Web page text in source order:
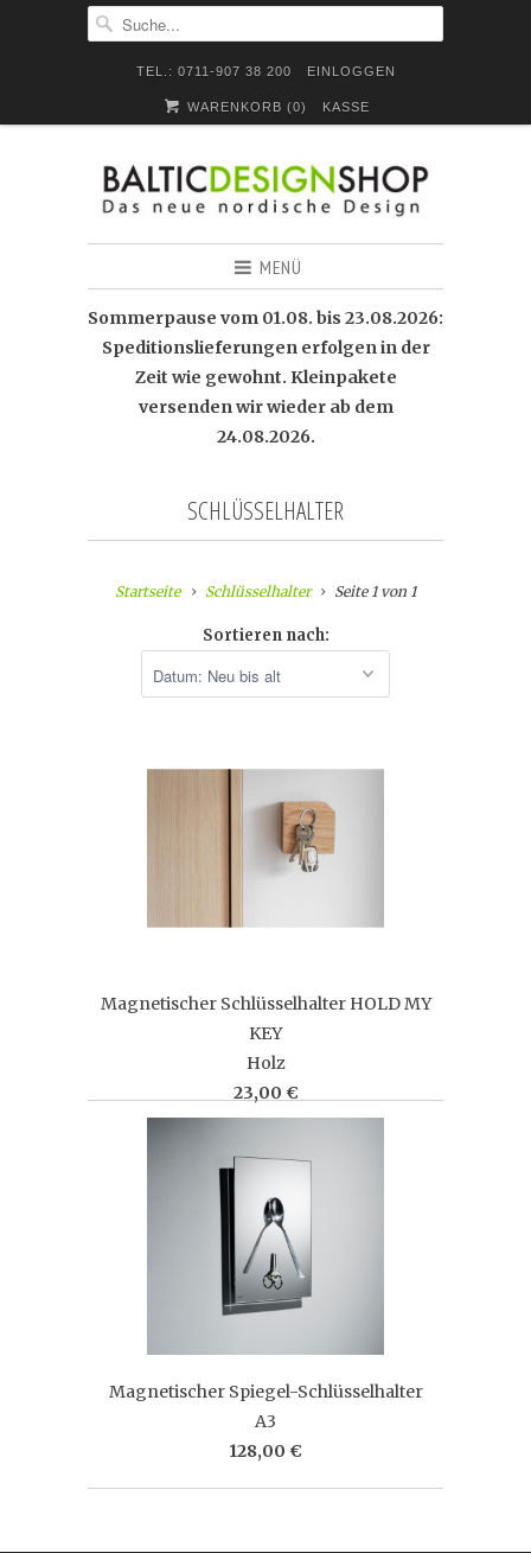
TEL.: 0711-907 38 200 EINLOGGEN
WARENKORB (0) KASSE
MENÜ
Sommerpause vom 01.08. bis 23.08.2026:
Speditionslieferungen erfolgen in der
Zeit wie gewohnt. Kleinpakete
versenden wir wieder ab dem
24.08.2026.
SCHLÜSSELHALTER
Startseite Schlüsselhalter Seite 1 von 1
Sortieren nach:
Magnetischer Schlüsselhalter HOLD MY
KEY
Holz
23,00 €
Magnetischer Spiegel-Schlüsselhalter
A3
128,00 €